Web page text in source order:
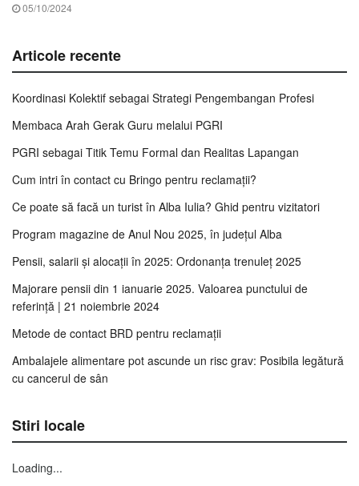
05/10/2024
Articole recente
Koordinasi Kolektif sebagai Strategi Pengembangan Profesi
Membaca Arah Gerak Guru melalui PGRI
PGRI sebagai Titik Temu Formal dan Realitas Lapangan
Cum intri în contact cu Bringo pentru reclamații?
Ce poate să facă un turist în Alba Iulia? Ghid pentru vizitatori
Program magazine de Anul Nou 2025, în județul Alba
Pensii, salarii și alocații în 2025: Ordonanța trenuleț 2025
Majorare pensii din 1 ianuarie 2025. Valoarea punctului de
referință | 21 noiembrie 2024
Metode de contact BRD pentru reclamații
Ambalajele alimentare pot ascunde un risc grav: Posibila legătură
cu cancerul de sân
Stiri locale
Loading...